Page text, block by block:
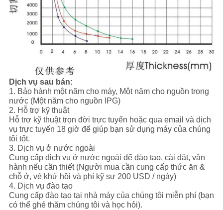
Dịch vụ sau bán:
1. Bảo hành một năm cho máy, Một năm cho nguồn trong
nước (Một năm cho nguồn IPG)
2. Hỗ trợ kỹ thuật
Hỗ trợ kỹ thuật trọn đời trực tuyến hoặc qua email và dịch
vụ trực tuyến 18 giờ để giúp bạn sử dụng máy của chúng
tôi tốt.
3. Dịch vụ ở nước ngoài
Cung cấp dịch vụ ở nước ngoài để đào tạo, cài đặt, vận
hành nếu cần thiết (Người mua cần cung cấp thức ăn &
chỗ ở, vé khứ hồi và phí kỹ sư 200 USD / ngày)
4. Dịch vụ đào tạo
Cung cấp đào tạo tại nhà máy của chúng tôi miễn phí (bạn
có thể ghé thăm chúng tôi và học hỏi).